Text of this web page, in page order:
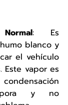
: Es
blanco y
el vehículo
Este vapor es
y no